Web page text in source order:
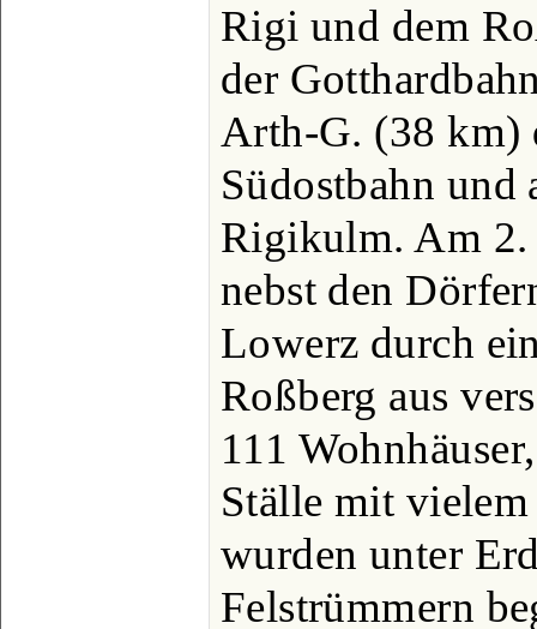
Rigi und dem
der
Arth-G. (38 km)
Südostbahn und
Rigikulm. Am 2.
nebst den
Lowerz durch
Roßberg aus
111
Ställe mit
wurden unter
Felstrümmern